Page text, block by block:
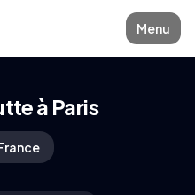
Menu
à Paris